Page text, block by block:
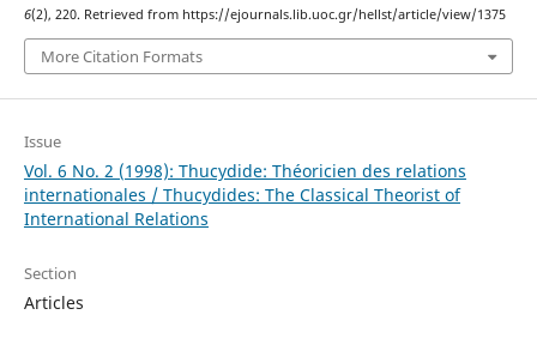
6(2), 220. Retrieved from https://ejournals.lib.uoc.gr/hellst/article/view/1375
More Citation Formats
Issue
Vol. 6 No. 2 (1998): Thucydide: Théoricien des relations
internationales / Thucydides: The Classical Theorist of
International Relations
Section
Articles